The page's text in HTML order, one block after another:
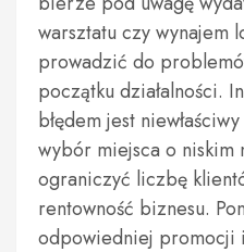
warsztatu czy wynajem
prowadzić do
początku działalności.
błędem jest
wybór miejsca o niskim
ograniczyć liczbę
rentowność biznesu.
odpowiedniej promocji